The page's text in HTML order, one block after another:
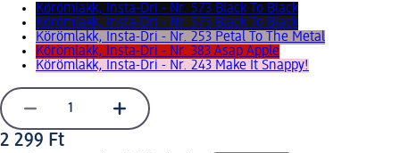
Körömlakk, Insta-Dri - Nr. 573 Black To Black
Körömlakk, Insta-Dri - Nr. 573 Black To Black
Körömlakk, Insta-Dri - Nr. 253 Petal To The Metal
Körömlakk, Insta-Dri - Nr. 383 Asap Apple
Körömlakk, Insta-Dri - Nr. 243 Make It Snappy!
2 299 Ft